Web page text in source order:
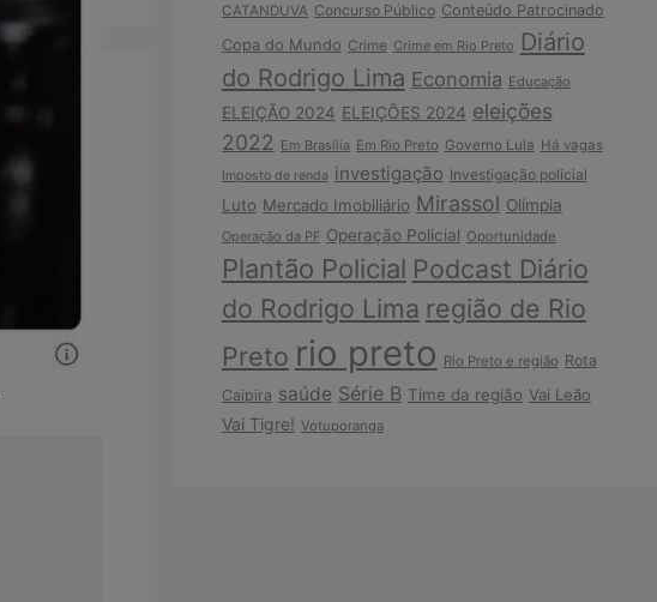
CATANDUVA Concurso Público Conteúdo Patrocinado
Copa do Mundo Crime Crime em Rio Preto Diário
do Rodrigo Lima Economia Educação
ELEIÇÃO 2024 ELEIÇÕES 2024 eleições
2022 Em Brasília Em Rio Preto Governo Lula Há vagas
Imposto de renda investigação Investigação policial
Luto Mercado Imobiliário Mirassol Olímpia
Operação da PF Operação Policial Oportunidade
Plantão Policial Podcast Diário
do Rodrigo Lima região de Rio
Preto rio preto Rio Preto e região Rota
Caipira saúde Série B Time da região Vai Leão
Vai Tigre! Votuporanga